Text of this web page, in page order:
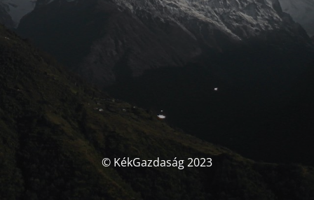
© KékGazdaság 2023